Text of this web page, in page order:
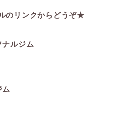
のリンクからどうぞ★
ナルジム
ム